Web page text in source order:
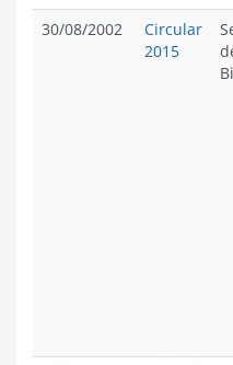
30/08/2002
Circular
2015